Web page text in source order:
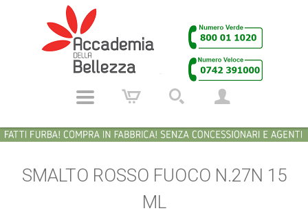
SMALTO ROSSO FUOCO N.27N 15
ML